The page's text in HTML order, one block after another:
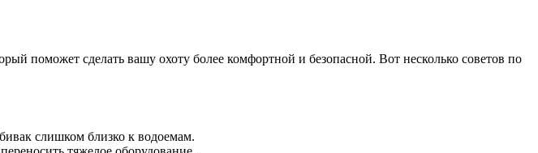
поможет сделать вашу охоту более комфортной и безопасной. Вот несколько советов по
слишком близко к водоемам.